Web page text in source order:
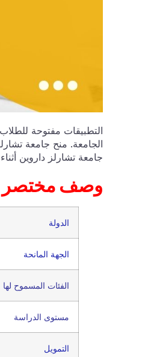
التطبيقات مفتوحة
جامعة تشارلز داروين
وصف
الدولة
الجهة المانحة
الفئات المسموح لها
مستوى الدراسة
التمويل